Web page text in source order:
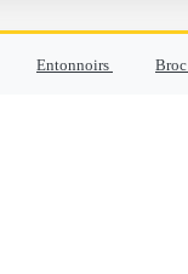
Entonnoirs